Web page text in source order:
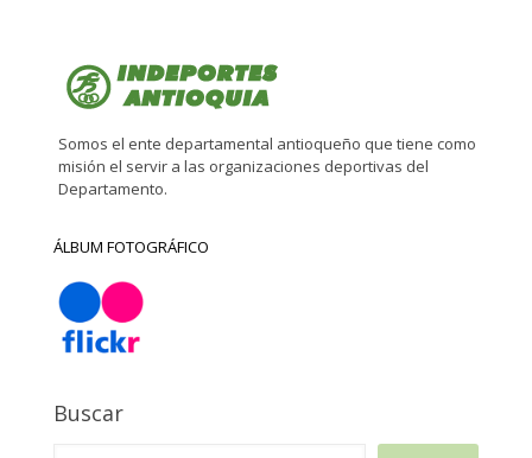
Somos el ente departamental antioqueño que tiene como
misión el servir a las organizaciones deportivas del
Departamento.
ÁLBUM FOTOGRÁFICO
Buscar